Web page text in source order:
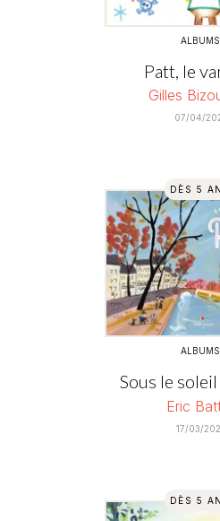
ALBUMS
Patt, le
Gilles
07/04/
DÈS 5
ALBUMS
Sous le
Eric
17/03/
DÈS 5